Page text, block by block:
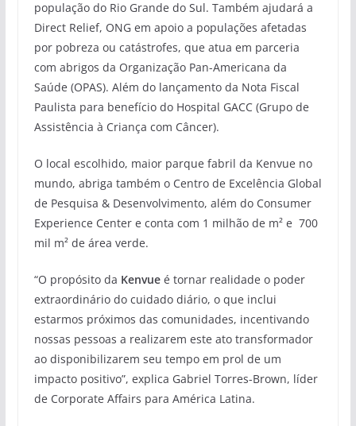
população do Rio Grande do Sul. Também ajudará a
Direct Relief, ONG em apoio a populações afetadas
por pobreza ou catástrofes, que atua em parceria
com abrigos da Organização Pan-Americana da
Saúde (OPAS). Além do lançamento da Nota Fiscal
Paulista para benefício do Hospital GACC (Grupo de
Assistência à Criança com Câncer).
O local escolhido, maior parque fabril da Kenvue no
mundo, abriga também o Centro de Excelência Global
de Pesquisa & Desenvolvimento, além do Consumer
Experience Center e conta com 1 milhão de m² e 700
mil m² de área verde.
“O propósito da Kenvue é tornar realidade o poder
extraordinário do cuidado diário, o que inclui
estarmos próximos das comunidades, incentivando
nossas pessoas a realizarem este ato transformador
ao disponibilizarem seu tempo em prol de um
impacto positivo”, explica Gabriel Torres-Brown, líder
de Corporate Affairs para América Latina.